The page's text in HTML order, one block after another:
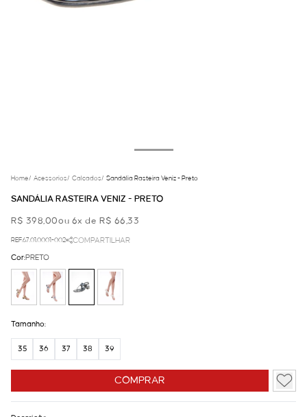
Home/ Acessorios/ Calcados/ Sandália Rasteira Veniz - Preto
SANDÁLIA RASTEIRA VENIZ - PRETO
R$ 398,00ou 6x de R$ 66,33
REF.67.01.0001-002 COMPARTILHAR
COMPRAR
Cor:PRETO
Tamanho:
35 36 37 38 39